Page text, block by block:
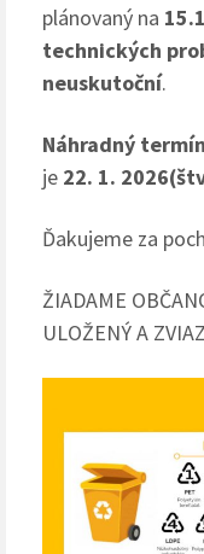
plánovaný na
technických
neuskutoční.
Náhradný
je 22. 1.
Ďakujeme za
ŽIADAME
ULOŽENÝ A